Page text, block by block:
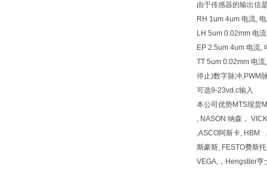
由于传感器的输出信
RH 1um 4um 电流,
LH 5um 0.02mm 电
EP 2.5um 4um 电流,
TT 5um 0.02mm 电
停止)数字脉冲,PWM
可选9-23vd.c输入
本公司优势MTS现货
, NASON 纳森，
,ASCO阿斯卡, HBM
斯豪斯, FESTO费斯
VEGA,，Hengstler亨